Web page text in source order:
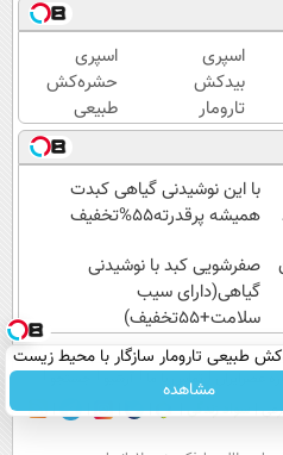
اثرفوری
،
محافظ
لباس
در
مقابل
بید
شروع
میشه
😍 تا
پایان
با
شما
اسپری
بیدکش
تارومار
با
اثرفوری
،
محافظ
در
مقابل
بید
اسپری
حشره‌کش
طبیعی
تارومار
سازگار با
محیط
زیست و با
طبیعی
با این نوشیدنی گیاهی کبدت
همیشه پرقدرته55%تخفیف
صفرشویی کبد با نوشیدنی
گیاهی(دارای سیب
سلامت+55تخفیف)
طبیعی تارومار سازگار با محیط زیست
و با محافظت طبیعی
مشاهده
تماس با ما
سواد زندگی